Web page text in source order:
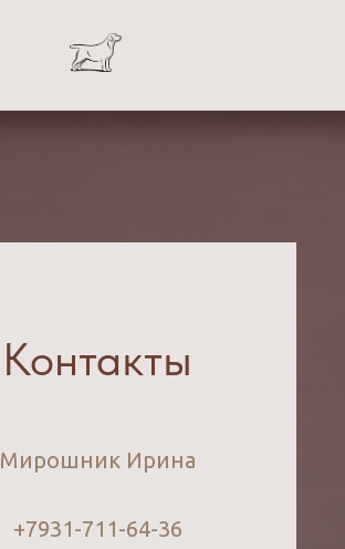
Контакты
Мирошник Ирина
+7931-711-64-36